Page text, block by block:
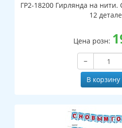
ГР2-18200 Гирлянда на
12
Цена розн:
−
В корзину